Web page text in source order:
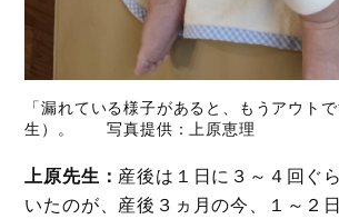
「漏れている様子があると、もうアウ
生）。 写真提供：上原恵理
上原先生： 産後は１日に３～４回ぐ
いたのが、産後３ヵ月の今、１～２